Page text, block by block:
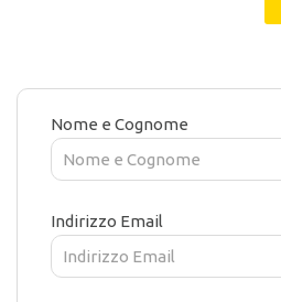
Nome e Cognome
Indirizzo Email